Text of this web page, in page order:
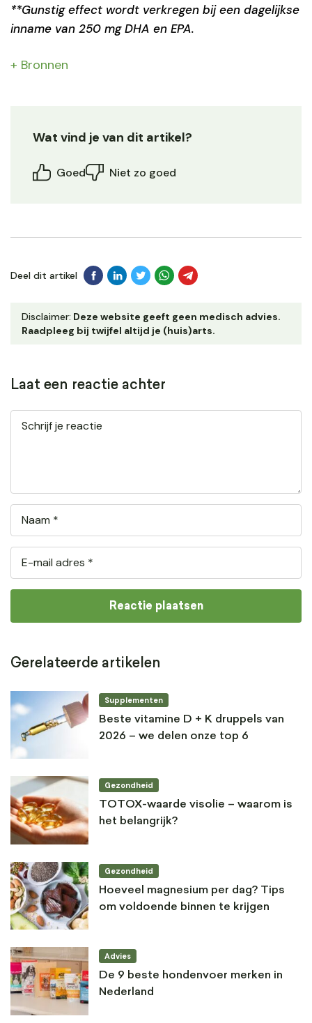
**Gunstig effect wordt verkregen bij een dagelijkse
inname van 250 mg DHA en EPA.
+ Bronnen
Wat vind je van dit artikel?
Goed Niet zo goed
Deel dit artikel
Disclaimer: Deze website geeft geen medisch advies.
Raadpleeg bij twijfel altijd je (huis)arts.
Laat een reactie achter
Gerelateerde artikelen
Supplementen
Beste vitamine D + K druppels van
2026 – we delen onze top 6
Gezondheid
TOTOX-waarde visolie – waarom is
het belangrijk?
Gezondheid
Hoeveel magnesium per dag? Tips
om voldoende binnen te krijgen
Advies
De 9 beste hondenvoer merken in
Nederland